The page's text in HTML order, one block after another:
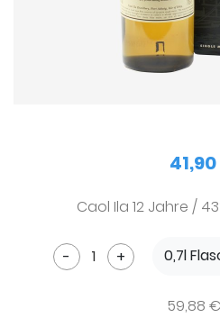
Caol Ila 12 Jahre /
- + 0,7l
59,88